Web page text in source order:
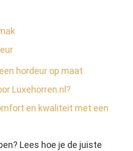
Lees hoe je de juiste
hordeur op maat
Luxehorren.nl?
en kwaliteit met een